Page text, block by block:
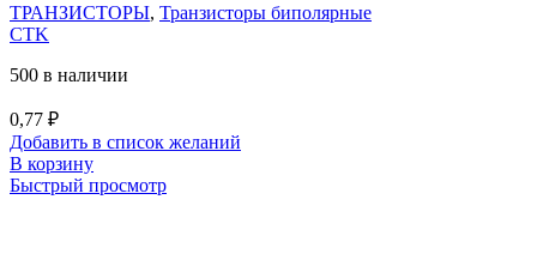
ТРАНЗИСТОРЫ, Транзисторы биполярные
CTK
500 в наличии
0,77 ₽
Добавить в список желаний
В корзину
Быстрый просмотр